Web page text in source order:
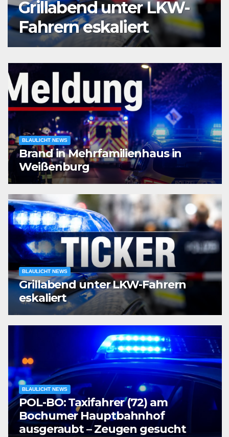
am Bochumer
Hauptbahnhof
ausgeraubt – Zeugen
gesucht
BLAULICHT NEWS
Brand in Mehrfamilienhaus in
Weißenburg
BLAULICHT NEWS
Grillabend unter LKW-Fahrern
eskaliert
BLAULICHT NEWS
POL-BO: Taxifahrer (72) am
Bochumer Hauptbahnhof
ausgeraubt – Zeugen gesucht